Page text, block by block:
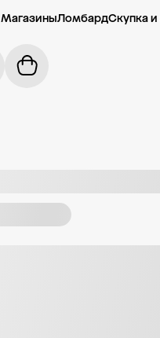
МагазиныЛомбардСкупка